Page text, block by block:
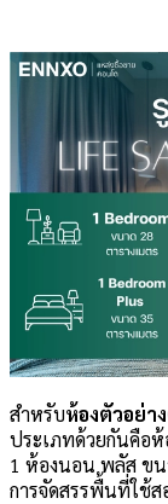
สำหรับห้องตัวอย่า
ประเภทด้วยกันคือ
1 ห้องนอน พลัส ขน
การจัดสรรพื้นที่ใช้ส